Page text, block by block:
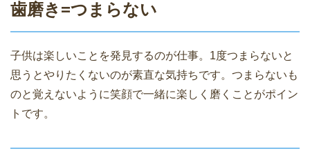
歯磨き=つまらない
子供は楽しいことを発見するのが仕事。1度つまらないと
思うとやりたくないのが素直な気持ちです。つまらないも
のと覚えないように笑顔で一緒に楽しく磨くことがポイン
トです。